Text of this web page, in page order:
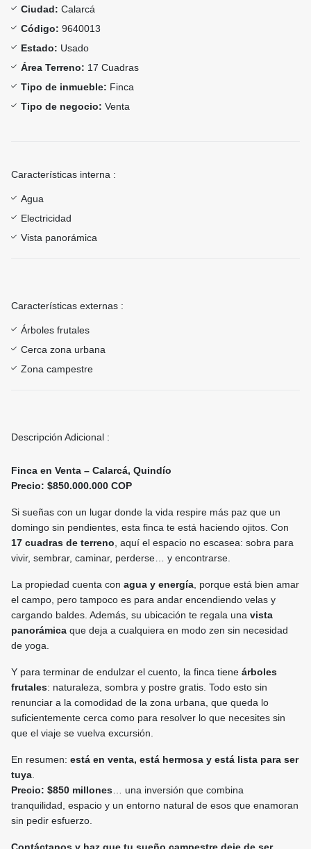
Ciudad: Calarcá
Código: 9640013
Estado: Usado
Área Terreno: 17 Cuadras
Tipo de inmueble: Finca
Tipo de negocio: Venta
Características interna :
Agua
Electricidad
Vista panorámica
Características externas :
Árboles frutales
Cerca zona urbana
Zona campestre
Descripción Adicional :
Finca en Venta – Calarcá, Quindío
Precio: $850.000.000 COP
Si sueñas con un lugar donde la vida respire más paz que un
domingo sin pendientes, esta finca te está haciendo ojitos. Con
17 cuadras de terreno , aquí el espacio no escasea: sobra para
vivir, sembrar, caminar, perderse… y encontrarse.
La propiedad cuenta con agua y energía , porque está bien amar
el campo, pero tampoco es para andar encendiendo velas y
cargando baldes. Además, su ubicación te regala una vista
panorámica que deja a cualquiera en modo zen sin necesidad
de yoga.
Y para terminar de endulzar el cuento, la finca tiene árboles
frutales: naturaleza, sombra y postre gratis. Todo esto sin
renunciar a la comodidad de la zona urbana, que queda lo
suficientemente cerca como para resolver lo que necesites sin
que el viaje se vuelva excursión.
En resumen: está en venta, está hermosa y está lista para ser
tuya
Precio: $850 millones … una inversión que combina
tranquilidad, espacio y un entorno natural de esos que enamoran
sin pedir esfuerzo.